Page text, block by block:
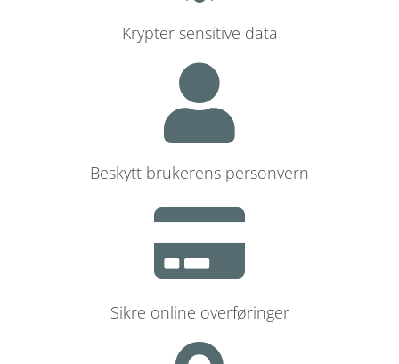
Krypter sensitive data
Beskytt brukerens personvern
Sikre online overføringer